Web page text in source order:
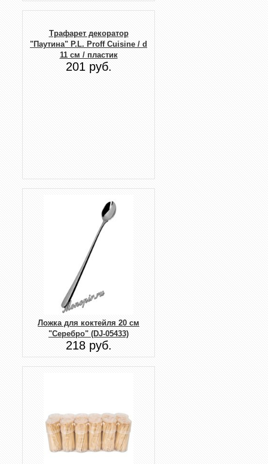
Трафарет декоратор
"Паутина" P.L. Proff Cuisine / d
11 см / пластик
201 руб.
Ложка для коктейля 20 см
"Серебро" (DJ-05433)
218 руб.